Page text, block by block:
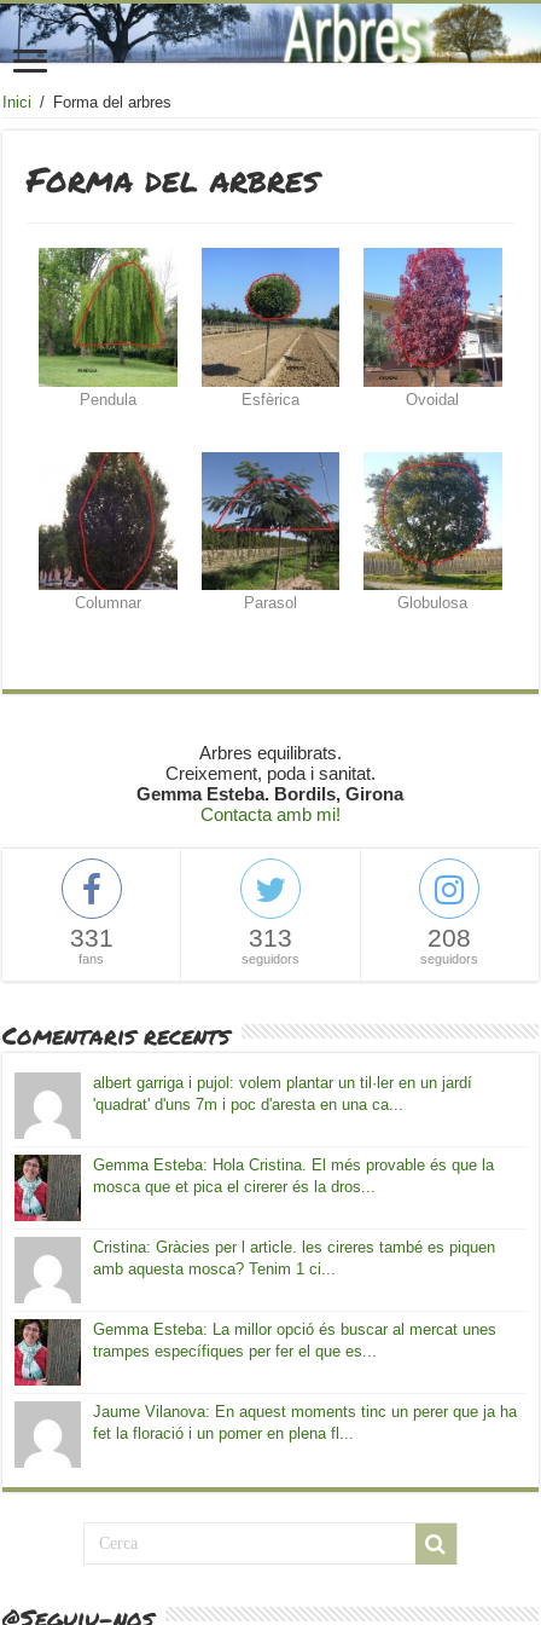
Inici / Forma del arbres
Forma del arbres
Pendula Esfèrica Ovoidal
Columnar Parasol Globulosa
Arbres equilibrats.
Creixement, poda i sanitat.
Gemma Esteba. Bordils, Girona
Contacta amb mi!
331
fans
313
seguidors
208
seguidors
Comentaris recents
albert garriga i pujol: volem plantar un til·ler en un jardí
'quadrat' d'uns 7m i poc d'aresta en una ca...
Gemma Esteba: Hola Cristina. El més provable és que la
mosca que et pica el cirerer és la dros...
Cristina: Gràcies per l article. les cireres també es piquen
amb aquesta mosca? Tenim 1 ci...
Gemma Esteba: La millor opció és buscar al mercat unes
trampes específiques per fer el que es...
Jaume Vilanova: En aquest moments tinc un perer que ja ha
fet la floració i un pomer en plena fl...
@Seguiu-nos